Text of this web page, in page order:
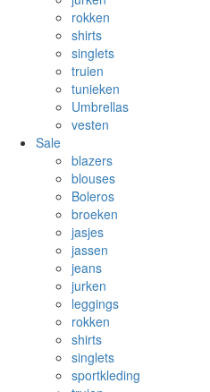
rokken
shirts
singlets
truien
tunieken
Umbrellas
vesten
Sale
blazers
blouses
Boleros
broeken
jasjes
jassen
jeans
jurken
leggings
rokken
shirts
singlets
sportkleding